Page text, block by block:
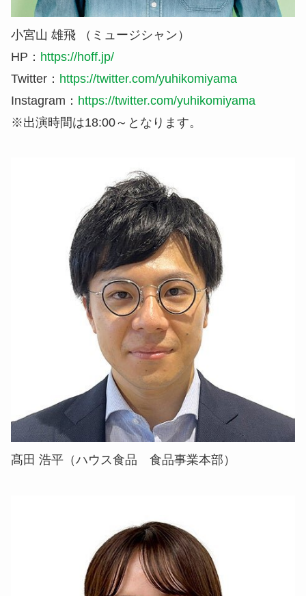
小宮山 雄飛 （ミュージシャン）
HP： https://hoff.jp/
Twitter： https://twitter.com/yuhikomiyama
Instagram： https://twitter.com/yuhikomiyama
※出演時間は18:00～となります。
髙田 浩平（ハウス食品 食品事業本部）